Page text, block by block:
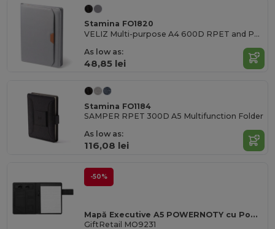
Stamina FO1820
VELIZ Multi-purpose A4 600D RPET and PU folder with zip closure
As low as:
48,85 lei
Stamina FO1184
SAMPER RPET 300D A5 Multifunction Folder
As low as:
116,08 lei
-50%
Mapă Executive A5 POWERNOTY cu Power Bank încorporat
GiftRetail MO9231